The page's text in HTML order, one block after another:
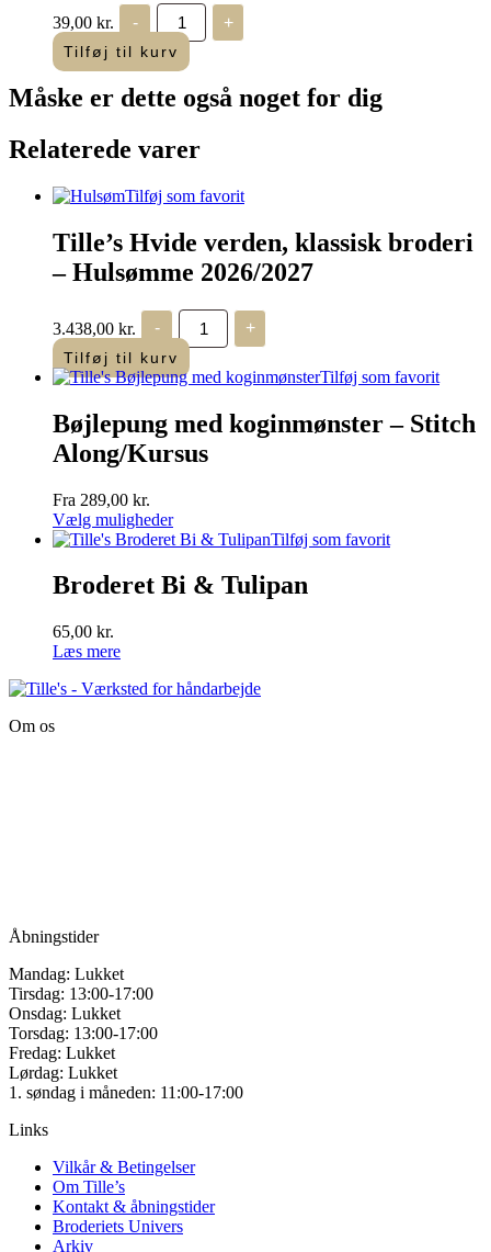
39,00 kr. -
Pilot
-
Frixion
Fineliner
antal
+
Tilføj til kurv
Måske er dette også noget for dig
Relaterede varer
Tilføj som favorit
Tille’s Hvide verden, klassisk broderi
– Hulsømme 2026/2027
3.438,00 kr. -
Tille's
Hvide
verden,
klassisk
broderi
Hulsømme
antal
+
Tilføj til kurv
Tilføj som favorit
Bøjlepung med koginmønster – Stitch
Along/Kursus
Fra 289,00 kr.
Vælg muligheder
Dette
har
flere
Mulighederne
kan
på
Tilføj som favorit
Broderet Bi & Tulipan
65,00 kr.
Læs mere
Om os
Åbningstider
Mandag: Lukket
Tirsdag: 13:00-17:00
Onsdag: Lukket
Torsdag: 13:00-17:00
Fredag: Lukket
Lørdag: Lukket
1. søndag i måneden: 11:00-17:00
Links
Vilkår & Betingelser
Om Tille’s
Kontakt & åbningstider
Broderiets Univers
Arkiv